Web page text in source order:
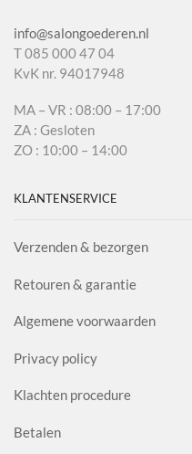
info@salongoederen.nl
T 085 000 47 04
KvK nr. 94017948
MA – VR : 08:00 – 17:00
ZA : Gesloten
ZO : 10:00 – 14:00
KLANTENSERVICE
Verzenden & bezorgen
Retouren & garantie
Algemene voorwaarden
Privacy policy
Klachten procedure
Betalen